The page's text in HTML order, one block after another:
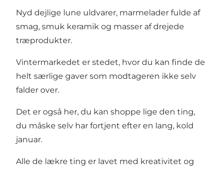
Nyd dejlige lune uldvarer, marmelader fulde af
smag, smuk keramik og masser af drejede
træprodukter.
Vintermarkedet er stedet, hvor du kan finde de
helt særlige gaver som modtageren ikke selv
falder over.
Det er også her, du kan shoppe lige den ting,
du måske selv har fortjent efter en lang, kold
januar.
Alle de lækre ting er lavet med kreativitet og